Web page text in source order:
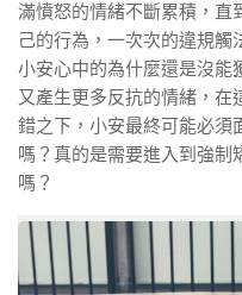
滿憤怒的情緒不斷累積，直
己的行為，一次次的違規觸
小安心中的為什麼還是沒能
又產生更多反抗的情緒，在
錯之下，小安最終可能必須
嗎？真的是需要進入到強制
嗎？